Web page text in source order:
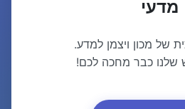
מדעי
של מכון ויצמן למדע.
כבר מחכה לכם!